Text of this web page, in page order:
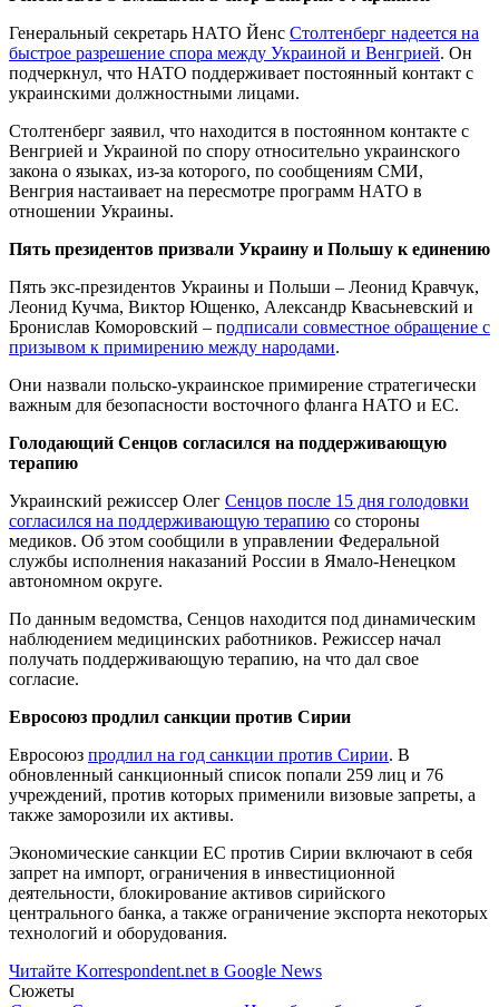
Генеральный секретарь НАТО Йенс Столтенберг надеется на
быстрое разрешение спора между Украиной и Венгрией. Он
подчеркнул, что НАТО поддерживает постоянный контакт с
украинскими должностными лицами.
Столтенберг заявил, что находится в постоянном контакте с
Венгрией и Украиной по спору относительно украинского
закона о языках, из-за которого, по сообщениям СМИ,
Венгрия настаивает на пересмотре программ НАТО в
отношении Украины.
Пять президентов призвали Украину и Польшу к единению
Пять экс-президентов Украины и Польши – Леонид Кравчук,
Леонид Кучма, Виктор Ющенко, Александр Квасьневский и
Бронислав Коморовский – подписали совместное обращение с
призывом к примирению между народами.
Они назвали польско-украинское примирение стратегически
важным для безопасности восточного фланга НАТО и ЕС.
Голодающий Сенцов согласился на поддерживающую
терапию
Украинский режиссер Олег Сенцов после 15 дня голодовки
согласился на поддерживающую терапию со стороны
медиков. Об этом сообщили в управлении Федеральной
службы исполнения наказаний России в Ямало-Ненецком
автономном округе.
По данным ведомства, Сенцов находится под динамическим
наблюдением медицинских работников. Режиссер начал
получать поддерживающую терапию, на что дал свое
согласие.
Евросоюз продлил санкции против Сирии
Евросоюз продлил на год санкции против Сирии. В
обновленный санкционный список попали 259 лиц и 76
учреждений, против которых применили визовые запреты, а
также заморозили их активы.
Экономические санкции ЕС против Сирии включают в себя
запрет на импорт, ограничения в инвестиционной
деятельности, блокирование активов сирийского
центрального банка, а также ограничение экспорта некоторых
технологий и оборудования.
Читайте Korrespondent.net в Google News
Сюжеты